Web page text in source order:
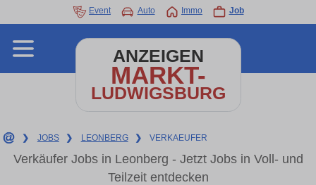
Event Auto Immo Job
ANZEIGEN
MARKT-
LUDWIGSBURG
❯ JOBS ❯ LEONBERG ❯ VERKAEUFER
Verkäufer Jobs in Leonberg - Jetzt Jobs in Voll- und
Teilzeit entdecken